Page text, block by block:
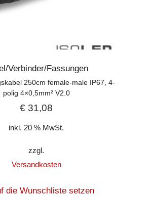
Verbinder/Fassungen
250cm female-male IP67, 4-
polig 4×0,5mm² V2.0
€ 31,08
inkl. 20 % MwSt.
zzgl.
Versandkosten
die Wunschliste setzen